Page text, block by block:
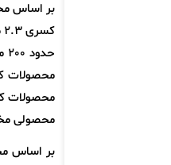
محصولات
محصولی